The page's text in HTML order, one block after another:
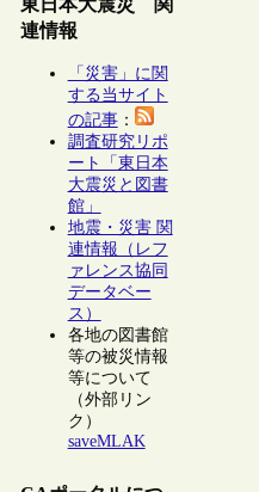
連情報
「災害」に関
する当サイト
の記事：
調査研究リポ
ート「東日本
大震災と図書
館」
地震・災害 関
連情報（レフ
ァレンス協同
データベー
ス）
各地の図書館
等の被災情報
等について
（外部リン
ク）
saveMLAK